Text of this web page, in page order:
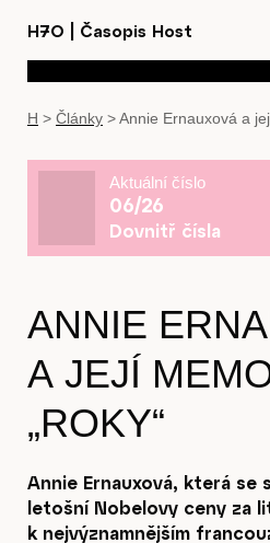
H7O Časopis Host
H > Články >Annie Ernauxová a
Aktuální číslo
06/26
Dovnitř čísla
ANNIE
A JEJÍ
„ROKY“
Annie Ernauxová, která se
letošní Nobelovy ceny za
k nejvýznamnějším